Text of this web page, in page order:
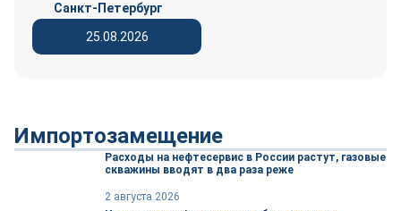
25.08.2026
Санкт-Петербург
Импортозамещение
Расходы на нефтесервис в России растут, газовые
скважины вводят в два раза реже
2 августа 2026